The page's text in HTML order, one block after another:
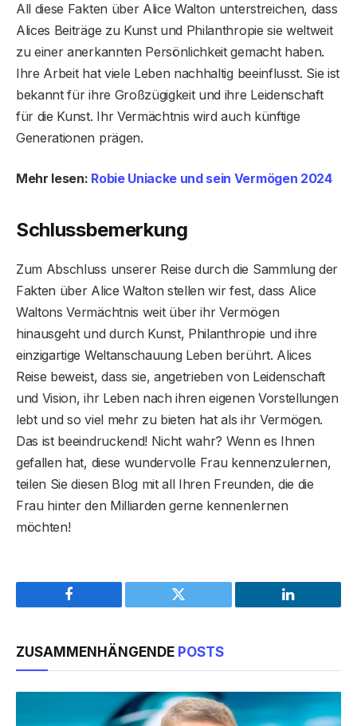
All diese Fakten über Alice Walton unterstreichen, dass
Alices Beiträge zu Kunst und Philanthropie sie weltweit
zu einer anerkannten Persönlichkeit gemacht haben.
Ihre Arbeit hat viele Leben nachhaltig beeinflusst. Sie ist
bekannt für ihre Großzügigkeit und ihre Leidenschaft
für die Kunst. Ihr Vermächtnis wird auch künftige
Generationen prägen.
Mehr lesen: Robie Uniacke und sein Vermögen 2024
Schlussbemerkung
Zum Abschluss unserer Reise durch die Sammlung der
Fakten über Alice Walton stellen wir fest, dass Alice
Waltons Vermächtnis weit über ihr Vermögen
hinausgeht und durch Kunst, Philanthropie und ihre
einzigartige Weltanschauung Leben berührt. Alices
Reise beweist, dass sie, angetrieben von Leidenschaft
und Vision, ihr Leben nach ihren eigenen Vorstellungen
lebt und so viel mehr zu bieten hat als ihr Vermögen.
Das ist beeindruckend! Nicht wahr? Wenn es Ihnen
gefallen hat, diese wundervolle Frau kennenzulernen,
teilen Sie diesen Blog mit all Ihren Freunden, die die
Frau hinter den Milliarden gerne kennenlernen
möchten!
Facebook Twitter LinkedIn
ZUSAMMENHÄNGENDE POSTS